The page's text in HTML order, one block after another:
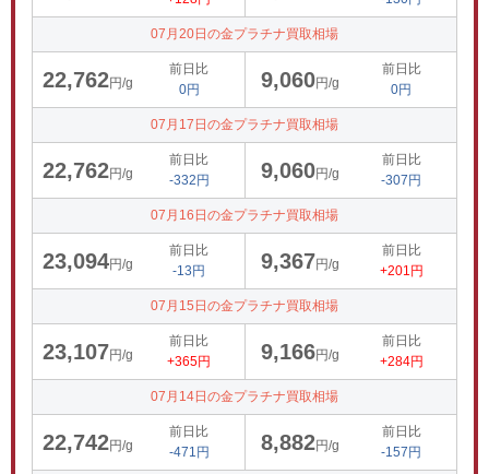
07月20日の金プラチナ買取相場
22,762円/g
前日比
0円
9,060円/g
前日比
0円
07月17日の金プラチナ買取相場
22,762円/g
前日比
-332円
9,060円/g
前日比
-307円
07月16日の金プラチナ買取相場
23,094円/g
前日比
-13円
9,367円/g
前日比
+201円
07月15日の金プラチナ買取相場
23,107円/g
前日比
+365円
9,166円/g
前日比
+284円
07月14日の金プラチナ買取相場
22,742円/g
前日比
-471円
8,882円/g
前日比
-157円